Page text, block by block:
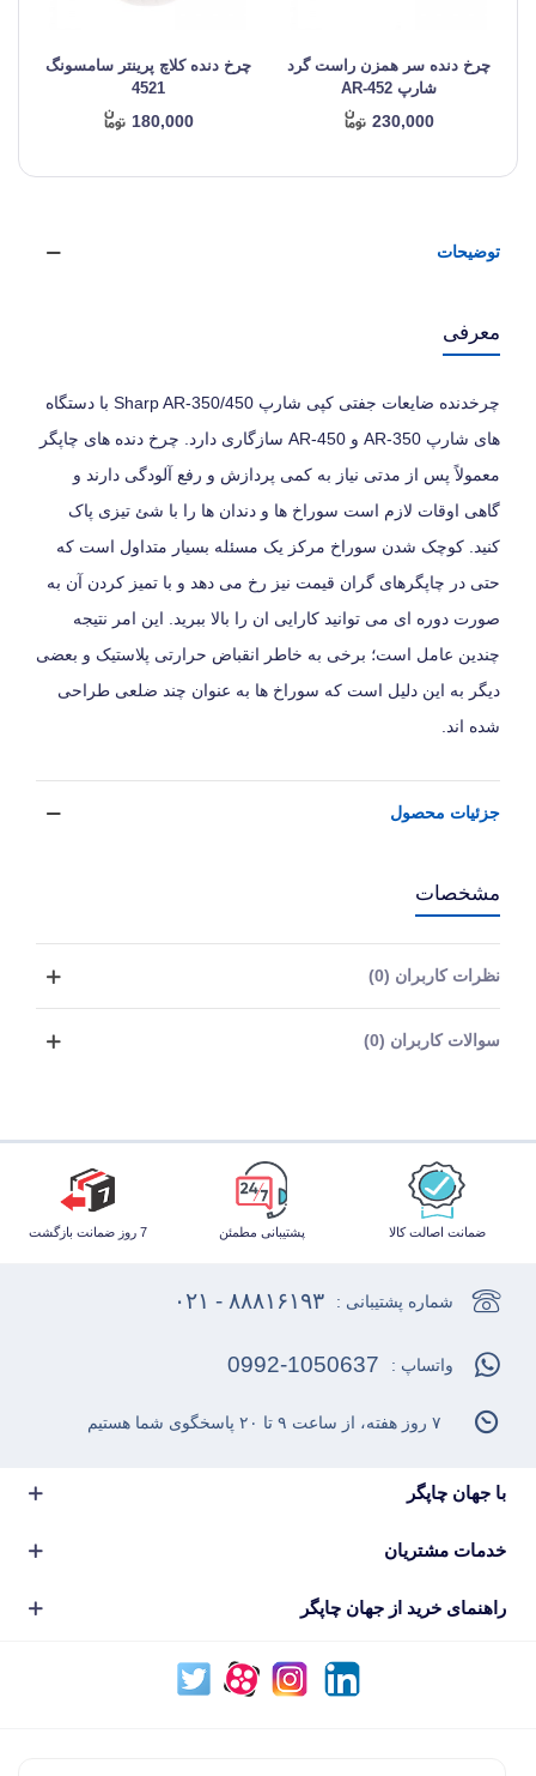
چرخ دنده سر همزن راست گرد
شارپ AR-452
230,000
چرخ دنده کلاچ پرینتر سامسونگ
4521
180,000
توضیحات
معرفی
چرخدنده ضایعات جفتی کپی شارپ Sharp AR-350/450 با دستگاه
های شارپ AR-350 و AR-450 سازگاری دارد. چرخ دنده های چاپگر
معمولاً پس از مدتی نیاز به کمی پردازش و رفع آلودگی دارند و
گاهی اوقات لازم است سوراخ ها و دندان ها را با شئ تیزی پاک
کنید. کوچک شدن سوراخ مرکز یک مسئله بسیار متداول است که
حتی در چاپگرهای گران قیمت نیز رخ می دهد و با تمیز کردن آن به
صورت دوره ای می توانید کارایی ان را بالا ببرید. این امر نتیجه
چندین عامل است؛ برخی به خاطر انقباض حرارتی پلاستیک و بعضی
دیگر به این دلیل است که سوراخ ها به عنوان چند ضلعی طراحی
شده اند.
جزئیات محصول
مشخصات
نظرات کاربران (0)
سوالات کاربران (0)
ضمانت اصالت کالا پشتیبانی مطمئن 7 روز ضمانت بازگشت
با جهان چاپگر
خدمات مشتریان
راهنمای خرید از جهان چاپگر
شماره پشتیبانی : ۸۸۸۱۶۱۹۳ - ۰۲۱
واتساپ : 0992-1050637
۷ روز هفته، از ساعت ۹ تا ۲۰ پاسخگوی شما هستیم